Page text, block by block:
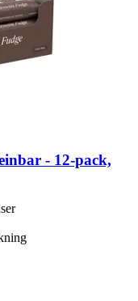
-​ 12-​pack,